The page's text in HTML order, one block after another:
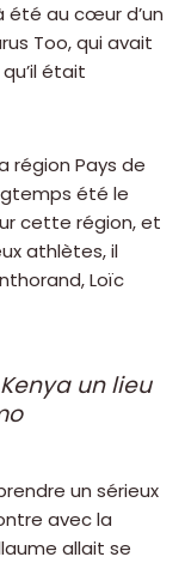
été au cœur d’un
Too, qui avait
était
région Pays de
été le
cette région, et
athlètes, il
Loïc
un lieu
un sérieux
avec la
allait se